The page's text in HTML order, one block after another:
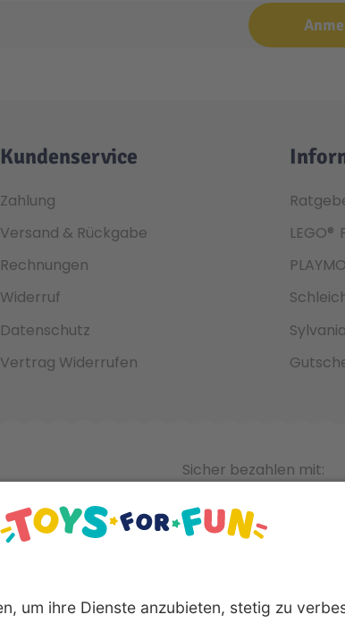
Kundenservice
Zahlung
Versand & Rückgabe
Rechnungen
Widerruf
Datenschutz
Vertrag Widerrufen
LEGO®
Sicher bezahlen mit: